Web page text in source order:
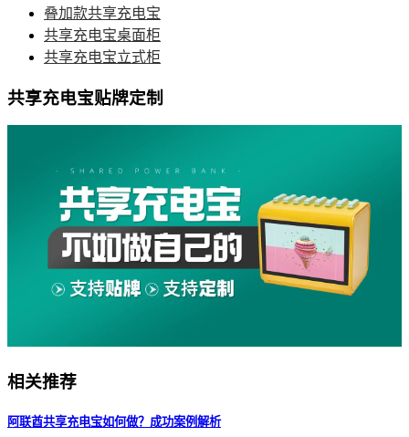
叠加款共享充电宝
共享充电宝桌面柜
共享充电宝立式柜
共享充电宝贴牌定制
相关推荐
阿联酋共享充电宝如何做？成功案例解析